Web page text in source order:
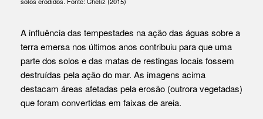
A influência das tempestades na ação das águas sobre a
terra emersa nos últimos anos contribuiu para que uma
parte dos solos e das matas de restingas locais fossem
destruídas pela ação do mar. As imagens acima
destacam áreas afetadas pela erosão (outrora vegetadas)
que foram convertidas em faixas de areia.